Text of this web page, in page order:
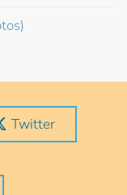
Twitter